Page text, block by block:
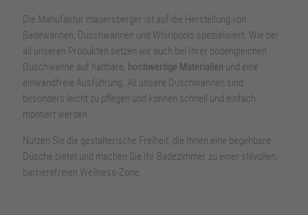
Die Manufaktur mauersberger ist auf die Herstellung von
Badewannen, Duschwannen und Whirlpools spezialisiert. Wie bei
all unseren Produkten setzen wir auch bei Ihrer bodengleichen
Duschwanne auf haltbare, hochwertige Materialien und eine
einwandfreie Ausführung. All unsere Duschwannen sind
besonders leicht zu pflegen und können schnell und einfach
montiert werden.
Nutzen Sie die gestalterische Freiheit, die Ihnen eine begehbare
Dusche bietet und machen Sie Ihr Badezimmer zu einer stilvollen,
barrierefreien Wellness-Zone.